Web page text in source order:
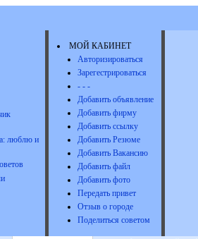
люблю и
МОЙ КАБИНЕТ
Авторизироваться
Зарегестрироваться
- - -
Добавить объявление
Добавить фирму
Добавить ссылку
Добавить Резюме
Добавить Вакансию
Добавить файл
Добавить фото
Передать привет
Отзыв о городе
Поделиться советом